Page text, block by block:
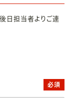
日担当者よりご連
必須